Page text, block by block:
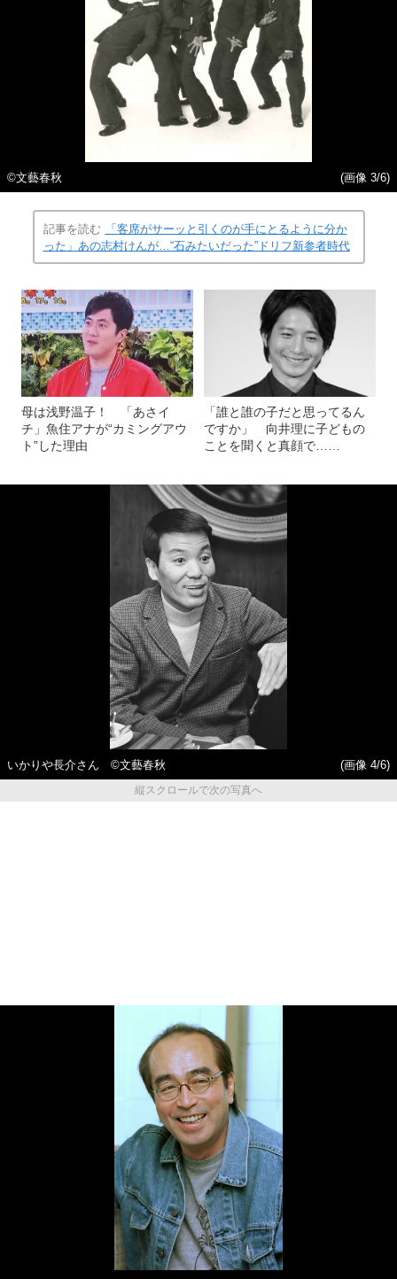
©文藝春秋 (画像 3/6)
記事を読む
「客席がサーッと引くのが手にとるように分か
った」あの志村けんが…“石みたいだった”ドリフ新参者時代
母は浅野温子！ 「あさイ
チ」魚住アナが“カミングアウ
ト”した理由
「誰と誰の子だと思ってるん
ですか」 向井理に子どもの
ことを聞くと真顔で……
いかりや長介さん ©文藝春秋
(画像 4/6)
縦スクロールで次の写真へ